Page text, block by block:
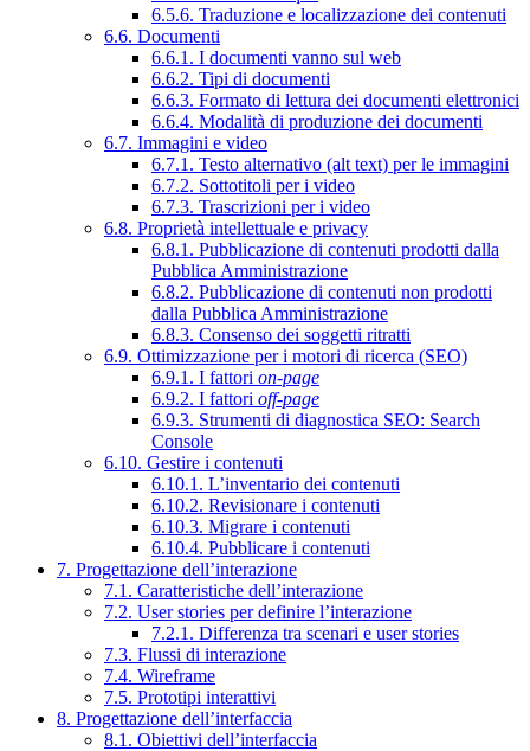
6.5.6. Traduzione e localizzazione dei contenuti
6.6. Documenti
6.6.1. I documenti vanno sul web
6.6.2. Tipi di documenti
6.6.3. Formato di lettura dei documenti elettronici
6.6.4. Modalità di produzione dei documenti
6.7. Immagini e video
6.7.1. Testo alternativo (alt text) per le immagini
6.7.2. Sottotitoli per i video
6.7.3. Trascrizioni per i video
6.8. Proprietà intellettuale e privacy
6.8.1. Pubblicazione di contenuti prodotti dalla
Pubblica Amministrazione
6.8.2. Pubblicazione di contenuti non prodotti
dalla Pubblica Amministrazione
6.8.3. Consenso dei soggetti ritratti
6.9. Ottimizzazione per i motori di ricerca (SEO)
6.9.1. I fattori on-page
6.9.2. I fattori off-page
6.9.3. Strumenti di diagnostica SEO: Search
Console
6.10. Gestire i contenuti
6.10.1. L’inventario dei contenuti
6.10.2. Revisionare i contenuti
6.10.3. Migrare i contenuti
6.10.4. Pubblicare i contenuti
7. Progettazione dell’interazione
7.1. Caratteristiche dell’interazione
7.2. User stories per definire l’interazione
7.2.1. Differenza tra scenari e user stories
7.3. Flussi di interazione
7.4. Wireframe
7.5. Prototipi interattivi
8. Progettazione dell’interfaccia
8.1. Obiettivi dell’interfaccia